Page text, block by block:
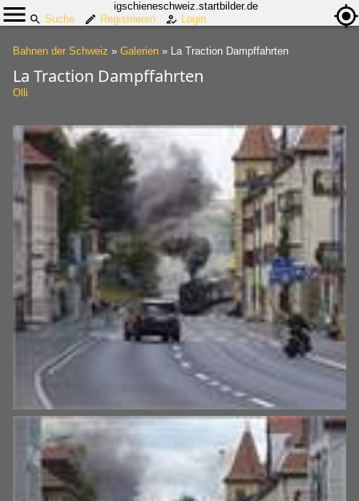
igschieneschweiz.startbilder.de
Suche
Registrieren Login
Bahnen der Schweiz » Galerien » La Traction Dampffahrten
La Traction Dampffahrten
Olli